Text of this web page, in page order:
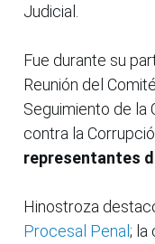
Judicial.
Fue durante su
Reunión del
Seguimiento de la
contra la
representantes
Hinostroza
Procesal Penal ; la